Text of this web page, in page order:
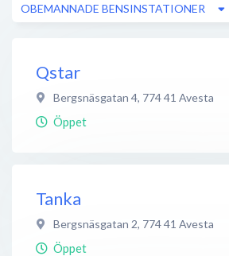
OBEMANNADE BENSINSTATIONER
Qstar
Bergsnäsgatan 4, 774 41 Avesta
Öppet
Tanka
Bergsnäsgatan 2, 774 41 Avesta
Öppet